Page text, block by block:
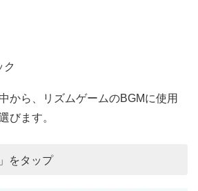
ク
から、リズムゲームのBGMに使用
びます。
をタップ